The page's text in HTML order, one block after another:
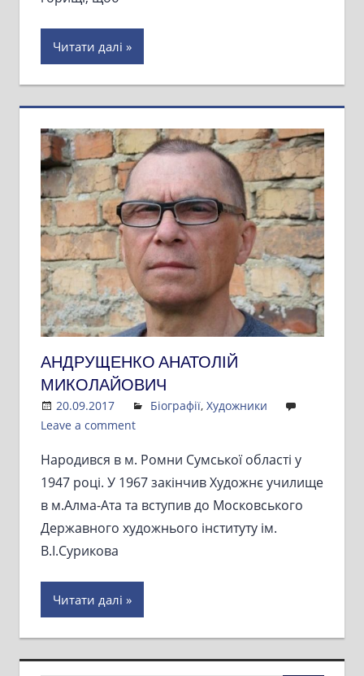
Читати далі
АНДРУЩЕНКО АНАТОЛІЙ
МИКОЛАЙОВИЧ
20.09.2017 Admin
Біографії, Художники
Leave a comment
Народився в м. Ромни Сумської області у
1947 році. У 1967 закінчив Художнє училище
в м.Алма-Ата та вступив до Московського
Державного художнього інституту ім.
В.І.Сурикова
Читати далі